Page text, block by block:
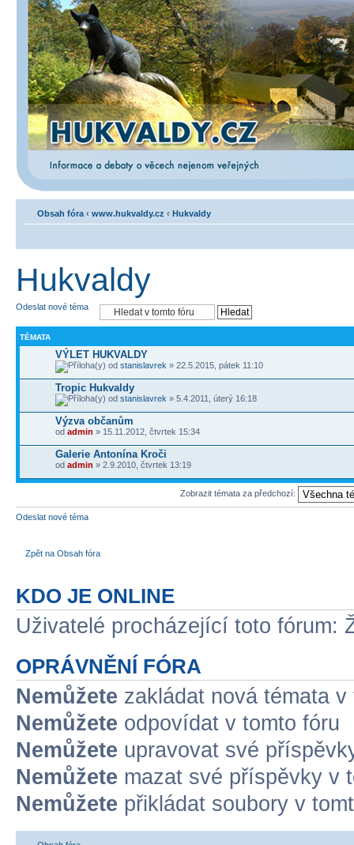
Obsah fóra ‹ www.hukvaldy.cz ‹ Hukvaldy
Hukvaldy
Odeslat nové téma
TÉMATA
VÝLET HUKVALDY
od stanislavrek » 22.5.2015, pátek 11:10
Tropic Hukvaldy
od stanislavrek » 5.4.2011, úterý 16:18
Výzva občanům
od admin » 15.11.2012, čtvrtek 15:34
Galerie Antonína Kroči
od admin » 2.9.2010, čtvrtek 13:19
Zobrazit témata za předchozí:
Odeslat nové téma
Zpět na Obsah fóra
KDO JE ONLINE
Uživatelé procházející toto fórum:
OPRÁVNĚNÍ FÓRA
Nemůžete zakládat nová témata v
Nemůžete odpovídat v tomto fóru
Nemůžete upravovat své
Nemůžete mazat své příspěvky v
Nemůžete přikládat soubory v